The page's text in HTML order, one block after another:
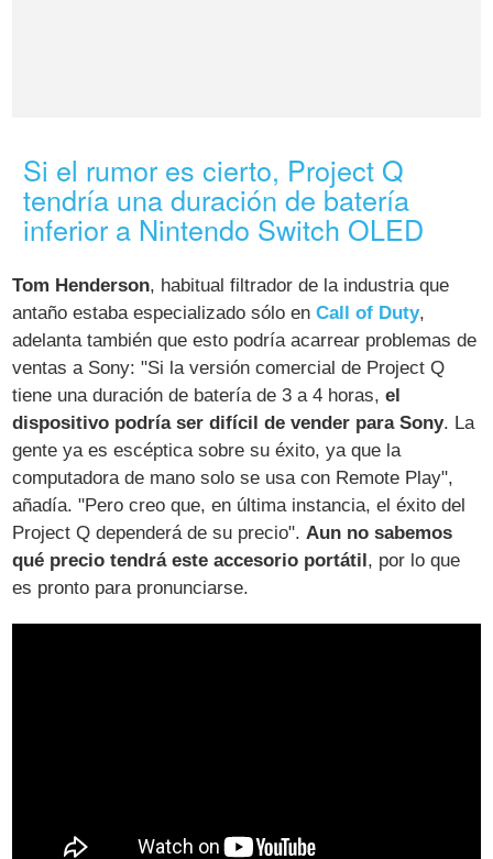
Si el rumor es cierto, Project Q
tendría una duración de batería
inferior a Nintendo Switch OLED
Tom Henderson, habitual filtrador de la industria que
antaño estaba especializado sólo enCall of Duty,
adelanta también que esto podría acarrear problemas de
ventas a Sony: "Si la versión comercial de Project Q
tiene una duración de batería de 3 a 4 horas,el
dispositivo podría ser difícil de vender para Sony. La
gente ya es escéptica sobre su éxito, ya que la
computadora de mano solo se usa con Remote Play",
añadía. "Pero creo que, en última instancia, el éxito del
Project Q dependerá de su precio".Aun no sabemos
qué precio tendrá este accesorio portátil, por lo que
es pronto para pronunciarse.